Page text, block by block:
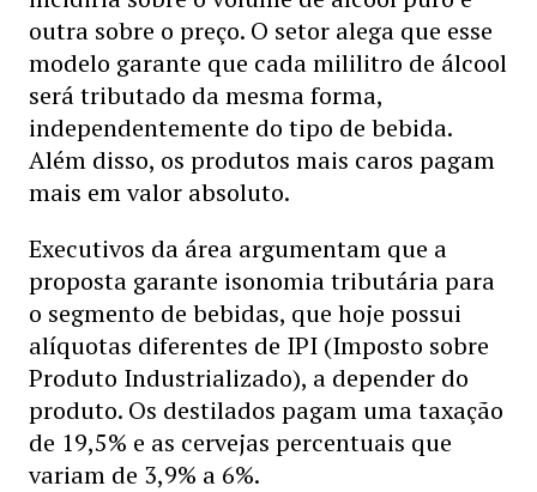
outra sobre o preço. O setor alega que esse
modelo garante que cada mililitro de álcool
será tributado da mesma forma,
independentemente do tipo de bebida.
Além disso, os produtos mais caros pagam
mais em valor absoluto.
Executivos da área argumentam que a
proposta garante isonomia tributária para
o segmento de bebidas, que hoje possui
alíquotas diferentes de IPI (Imposto sobre
Produto Industrializado), a depender do
produto. Os destilados pagam uma taxação
de 19,5% e as cervejas percentuais que
variam de 3,9% a 6%.